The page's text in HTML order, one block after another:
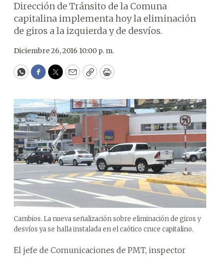
Dirección de Tránsito de la Comuna
capitalina implementa hoy la eliminación
de giros a la izquierda y de desvíos.
Diciembre 26, 2016 10:00 p. m.
WhatsApp
Facebook
Twitter
EmailCopyPrint
Cambios. La nueva señalización sobre eliminación de giros y
desvíos ya se halla instalada en el caótico cruce capitalino.
El jefe de Comunicaciones de PMT, inspector